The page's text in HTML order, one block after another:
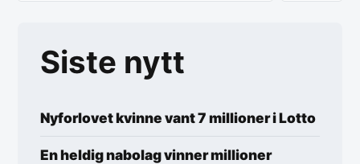
Siste nytt
Nyforlovet kvinne vant 7 millioner i Lotto
En heldig nabolag vinner millioner